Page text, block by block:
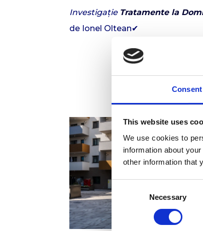
Consent
This website uses
We use cookies to
information about
other information that
Selection
Necessary
Investigație Tratamente la
de Ionel Oltean✔